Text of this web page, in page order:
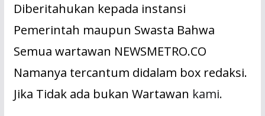
Diberitahukan kepada instansi
Pemerintah maupun Swasta Bahwa
Semua wartawan NEWSMETRO.CO
Namanya tercantum didalam box redaksi.
Jika Tidak ada bukan Wartawan kami.